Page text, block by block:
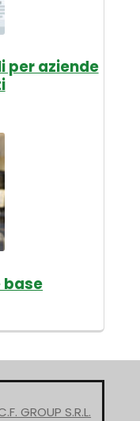
per aziende
base
GROUP S.R.L.